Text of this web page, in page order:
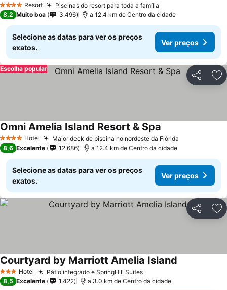
4 EstrelasResort Piscinas do resort para toda a família
8,2 Muito boa 3.496 a 12.4 km de Centro da cidade
Selecione as datas para ver os preços
exatos.
Ver preços
Partilhar
Escolha popular
4 EstrelasHotel Maior deck de piscina no nordeste da Flórida
Omni Amelia Island Resort & Spa
8,6 Excelente 12.686 a 12.4 km de Centro da cidade
Selecione as datas para ver os preços
exatos.
Ver preços
Partilhar
3 EstrelasHotel Pátio integrado e SpringHill Suites
Courtyard by Marriott Amelia Island
8,5 Excelente 1.422 a 3.0 km de Centro da cidade